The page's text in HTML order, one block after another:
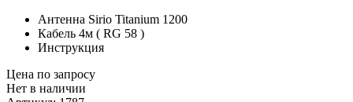
Антенна Sirio Titanium 1200
Кабель 4м ( RG 58 )
Инструкция
Цена по запросу
Нет в наличии